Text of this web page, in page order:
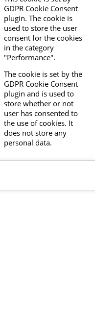
GDPR Cookie Consent
plugin. The cookie is
used to store the user
consent for the cookies
in the category
"Performance".
The cookie is set by the
GDPR Cookie Consent
plugin and is used to
store whether or not
user has consented to
the use of cookies. It
does not store any
personal data.